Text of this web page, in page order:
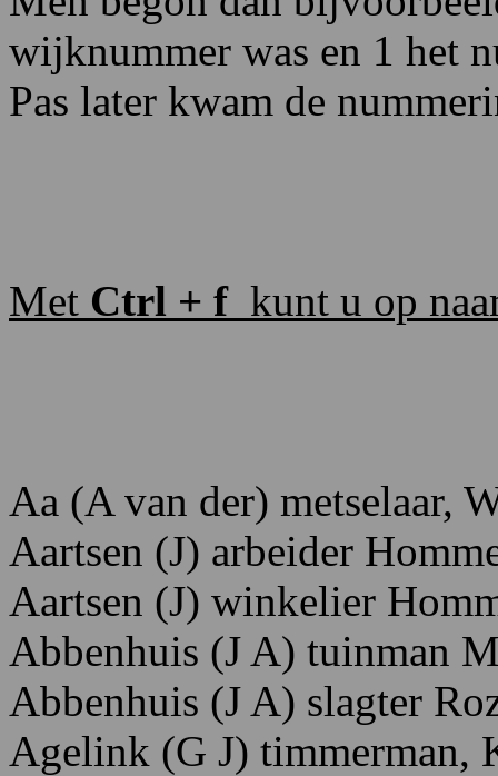
wijknummer was en 1 het
Pas later kwam de
Met Ctrl + f kunt u op
Aa (A van der) metselaar,
Aartsen (J) arbeider H
Aartsen (J) winkelier H
Abbenhuis (J A) tuinman
Abbenhuis (J A) slagter
Agelink (G J) timmerman,